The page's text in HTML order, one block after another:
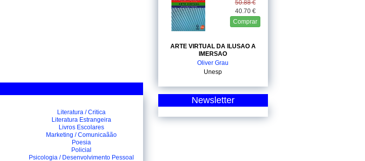
Literatura / Critica
Literatura Estrangeira
Livros Escolares
Marketing / Comunicaãão
Poesia
Policial
Psicologia / Desenvolvimento Pessoal
50.88 €
40.70 €
Comprar
ARTE VIRTUAL DA ILUSAO A
IMERSAO
Oliver Grau
Unesp
Newsletter